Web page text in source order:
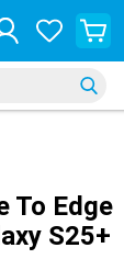
To Edge
S25+